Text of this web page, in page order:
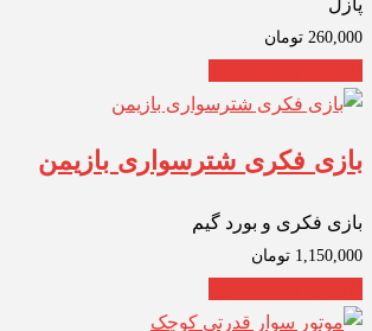
260,000 تومان
بازی فکری شترسواری بازیمن
بازی فکری و بورد گیم
1,150,000 تومان